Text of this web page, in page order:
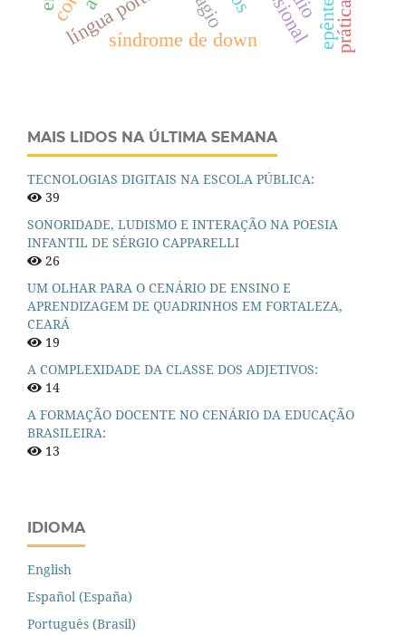
síndrome de down
MAIS LIDOS NA ÚLTIMA SEMANA
TECNOLOGIAS DIGITAIS NA ESCOLA PÚBLICA:
39
SONORIDADE, LUDISMO E INTERAÇÃO NA POESIA
INFANTIL DE SÉRGIO CAPPARELLI
26
UM OLHAR PARA O CENÁRIO DE ENSINO E
APRENDIZAGEM DE QUADRINHOS EM FORTALEZA,
CEARÁ
19
A COMPLEXIDADE DA CLASSE DOS ADJETIVOS:
14
A FORMAÇÃO DOCENTE NO CENÁRIO DA EDUCAÇÃO
BRASILEIRA:
13
IDIOMA
English
Español (España)
Português (Brasil)